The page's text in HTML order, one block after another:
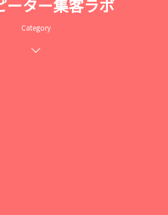
ーター集客ラボ
Category